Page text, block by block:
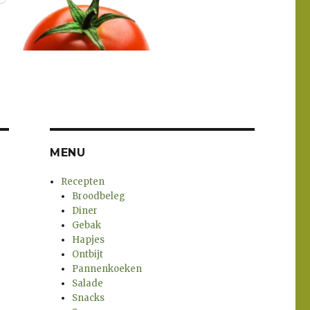
MENU
Recepten
Broodbeleg
Diner
Gebak
Hapjes
Ontbijt
Pannenkoeken
Salade
Snacks